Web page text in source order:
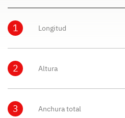
1 Longitud
2 Altura
3 Anchura total